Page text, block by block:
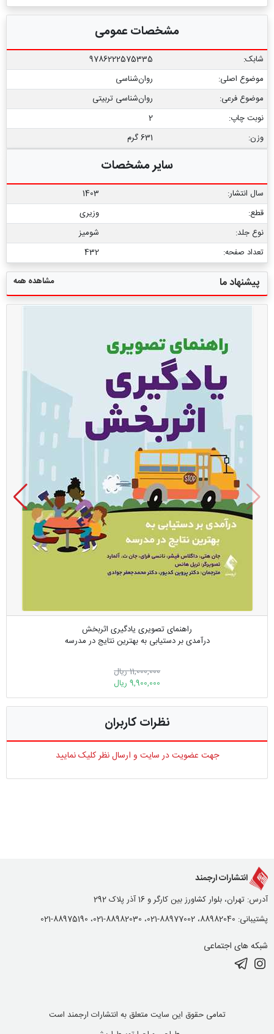
مشخصات عمومی
شابک:
9786222575335
موضوع اصلی:
روان‌شناسی
موضوع فرعی:
روان‏‌شناسی تربیتی
نوبت چاپ:
2
وزن:
631 گرم
سایر مشخصات
سال انتشار:
1403
قطع:
وزیری
نوع جلد:
شومیز
تعداد صفحه:
432
پیشنهاد ما مشاهده همه
راهنمای تصویری یادگیری اثربخش
درآمدی بر دستیابی به بهترین نتایج در مدرسه
11,000,000 ریال
9,900,000 ریال
نظرات کاربران
جهت عضویت در سایت و ارسال نظر کلیک نمایید
انتشارات ارجمند
آدرس: تهران، بلوار کشاورز بین کارگر و 16 آذر پلاک 292
پشتیبانی: 88982040، 88977002-021، 88982030-021، 88975190-021
شبکه های اجتماعی
تمامی حقوق این سایت متعلق به انتشارات ارجمند است